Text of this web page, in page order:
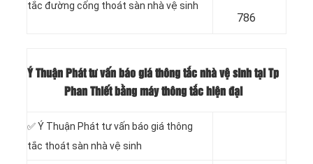
tắc đường cống thoát sàn nhà vệ sinh
786
Ý Thuận Phát tư vấn báo giá thông tắc nhà vệ sinh tại Tp
Phan Thiết bằng máy thông tắc hiện đại
✅ Ý Thuận Phát tư vấn báo giá thông
tắc thoát sàn nhà vệ sinh